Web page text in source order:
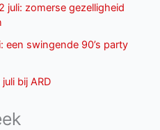
juli: zomerse gezelligheid
een swingende 90’s party
bij ARD